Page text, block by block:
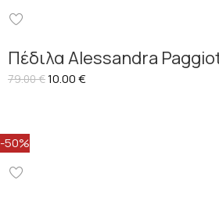
Πέδιλα Alessandra
79.00€10.00€
-50%